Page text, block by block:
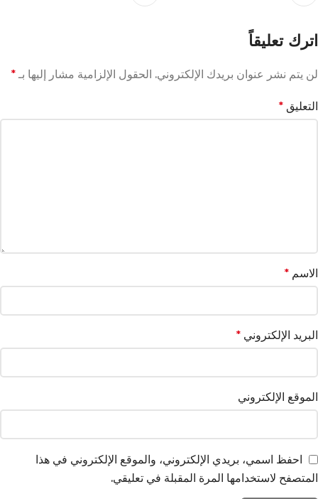
اترك تعليقاً
لن يتم نشر عنوان بريدك الإلكتروني. الحقول الإلزامية مشار إليها بـ *
التعليق *
الاسم *
البريد الإلكتروني *
الموقع الإلكتروني
احفظ اسمي، بريدي الإلكتروني، والموقع الإلكتروني في هذا
المتصفح لاستخدامها المرة المقبلة في تعليقي.